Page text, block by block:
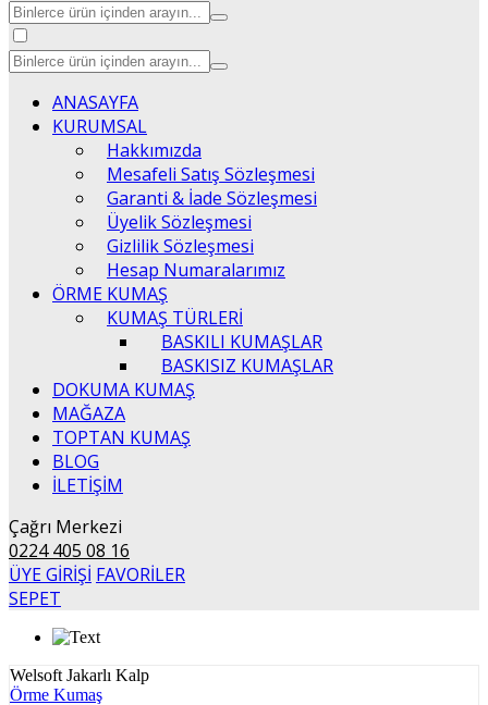
ANASAYFA
KURUMSAL
Hakkımızda
Mesafeli Satış Sözleşmesi
Garanti & İade Sözleşmesi
Üyelik Sözleşmesi
Gizlilik Sözleşmesi
Hesap Numaralarımız
ÖRME KUMAŞ
KUMAŞ TÜRLERİ
BASKILI KUMAŞLAR
BASKISIZ KUMAŞLAR
DOKUMA KUMAŞ
MAĞAZA
TOPTAN KUMAŞ
BLOG
İLETİŞİM
Çağrı Merkezi
0224 405 08 16
ÜYE GİRİŞİ FAVORİLER
SEPET
Welsoft Jakarlı Kalp
Örme Kumaş